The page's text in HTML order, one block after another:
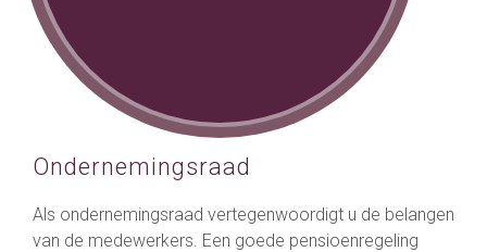
Ondernemingsraad
Als ondernemingsraad vertegenwoordigt u de belangen
van de medewerkers. Een goede pensioenregeling